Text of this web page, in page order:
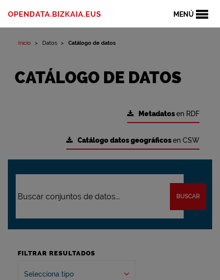
MENÚ
OPENDATA.BIZKAIA.EUS
Inicio Datos Catálogo de datos
CATÁLOGO DE DATOS
Metadatosen RDF
Catálogo datos geográficosen CSW
BUSCAR
FILTRAR RESULTADOS
Selecciona tipo